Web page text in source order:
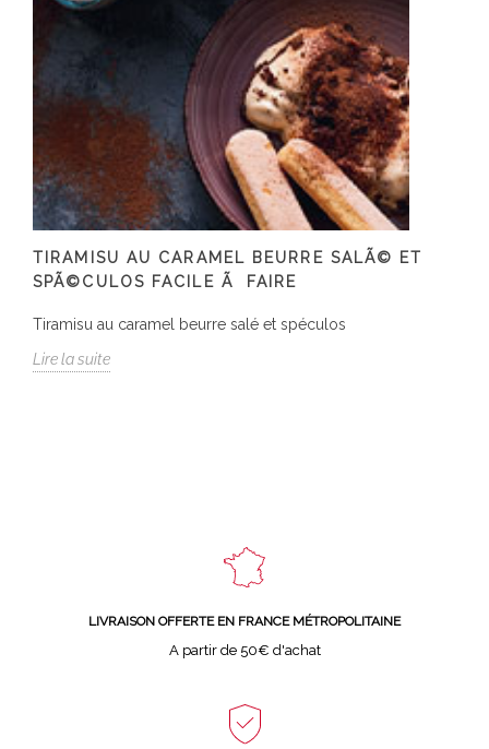
TIRAMISU AU CARAMEL BEURRE SALÃ© ET
SPÃ©CULOS FACILE Ã FAIRE
Tiramisu au caramel beurre salé et spéculos
Lire la suite
LIVRAISON OFFERTE EN FRANCE MÉTROPOLITAINE
A partir de 50€ d'achat